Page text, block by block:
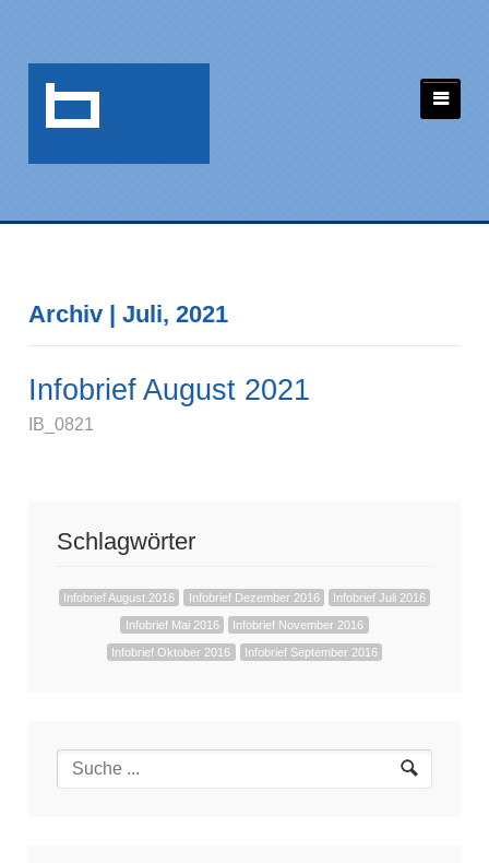
Archiv | Juli, 2021
Infobrief August 2021
IB_0821
Schlagwörter
Infobrief August 2016 Infobrief Dezember 2016 Infobrief Juli 2016
Infobrief Mai 2016 Infobrief November 2016
Infobrief Oktober 2016 Infobrief September 2016